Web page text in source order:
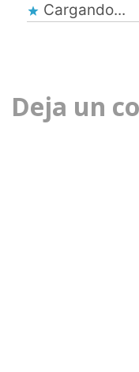
Cargando...
Deja un